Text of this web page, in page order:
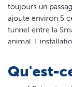
toujours un
ajoute environ 5
tunnel entre la
animal.
ou de les fixer à
d'ajouter
Qu'est-